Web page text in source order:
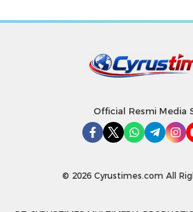
Official Resmi Media
© 2026 Cyrustimes.com All